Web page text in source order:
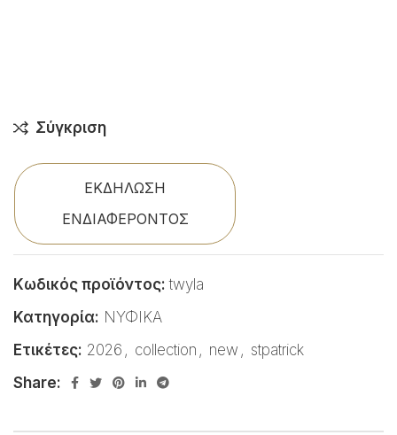
Σύγκριση
ΕΚΔΗΛΩΣΗ
ΕΝΔΙΑΦΕΡΟΝΤΟΣ
Κωδικός προϊόντος:twyla
Κατηγορία: ΝΥΦΙΚΑ
Ετικέτες: 2026 , collection , new , stpatrick
Share: